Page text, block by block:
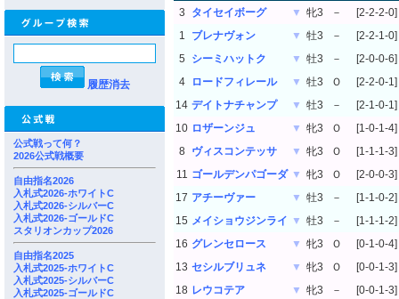
履歴消去
公式戦って何？
2026公式戦概要
自由指名2026
入札式2026-ホワイトC
入札式2026-シルバーC
入札式2026-ゴールドC
スタリオンカップ2026
自由指名2025
入札式2025-ホワイトC
入札式2025-シルバーC
入札式2025-ゴールドC
3 タイセイボーグ ▼ 牝3 －
[2-2-2-0]
1
ブレナヴォン ▼ 牡3 －
[2-2-1-0]
5
シーミハットク ▼ 牡3 －
[2-0-0-6]
4
ロードフィレール ▼ 牡3 Ｏ
[2-2-0-1]
14 デイトナチャンプ ▼ 牡3 －
[2-1-0-1]
10 ロザーンジュ ▼ 牝3 Ｏ
[1-0-1-4]
8
ヴィスコンテッサ ▼ 牝3 Ｏ
[1-1-1-3]
11 ゴールデンパゴーダ ▼ 牝3 Ｏ
[2-0-0-3]
17 アチーヴァー ▼ 牡3 －
[1-1-0-2]
15 メイショウジンライ ▼ 牡3 －
[1-1-1-2]
16 グレンセロース ▼ 牝3 Ｏ
[0-1-0-4]
13 セシルブリュネ ▼ 牝3 Ｏ
[0-0-1-3]
18 レウコテア ▼ 牝3 －
[0-0-1-3]